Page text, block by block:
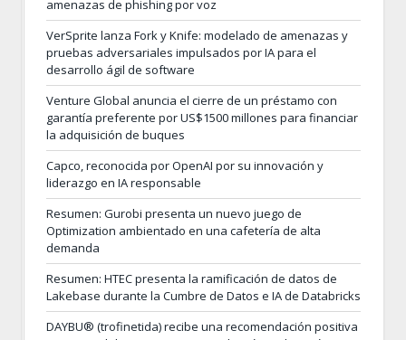
amenazas de phishing por voz
VerSprite lanza Fork y Knife: modelado de amenazas y
pruebas adversariales impulsados por IA para el
desarrollo ágil de software
Venture Global anuncia el cierre de un préstamo con
garantía preferente por US$1500 millones para financiar
la adquisición de buques
Capco, reconocida por OpenAI por su innovación y
liderazgo en IA responsable
Resumen: Gurobi presenta un nuevo juego de
Optimization ambientado en una cafetería de alta
demanda
Resumen: HTEC presenta la ramificación de datos de
Lakebase durante la Cumbre de Datos e IA de Databricks
DAYBU® (trofinetida) recibe una recomendación positiva